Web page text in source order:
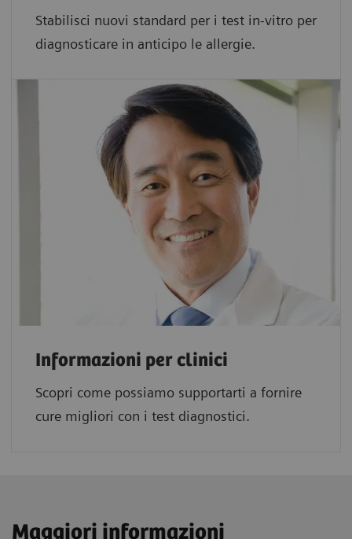
Stabilisci nuovi standard per i test in-vitro per
diagnosticare in anticipo le allergie.
Informazioni per clinici
Scopri come possiamo supportarti a fornire
cure migliori con i test diagnostici.
Maggiori informazioni